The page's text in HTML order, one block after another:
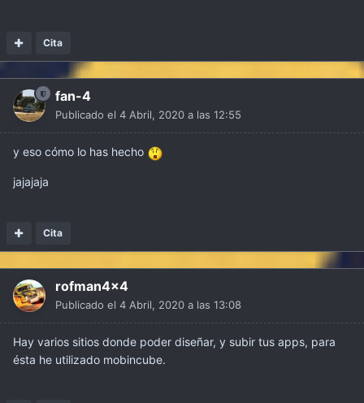
Cita
fan-4
Publicado el 4 Abril, 2020 a las 12:55
y eso cómo lo has hecho
jajajaja
Cita
rofman4x4
Publicado el 4 Abril, 2020 a las 13:08
Hay varios sitios donde poder diseñar, y subir tus apps, para
ésta he utilizado mobincube.